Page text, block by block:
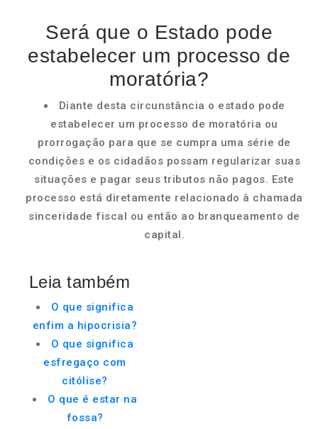
Será que o Estado pode
estabelecer um processo de
moratória?
Diante desta circunstância o estado pode
estabelecer um processo de moratória ou
prorrogação para que se cumpra uma série de
condições e os cidadãos possam regularizar suas
situações e pagar seus tributos não pagos. Este
processo está diretamente relacionado à chamada
sinceridade fiscal ou então ao branqueamento de
capital.
Leia também
O que significa
enfim a hipocrisia?
O que significa
esfregaço com
citólise?
O que é estar na
fossa?